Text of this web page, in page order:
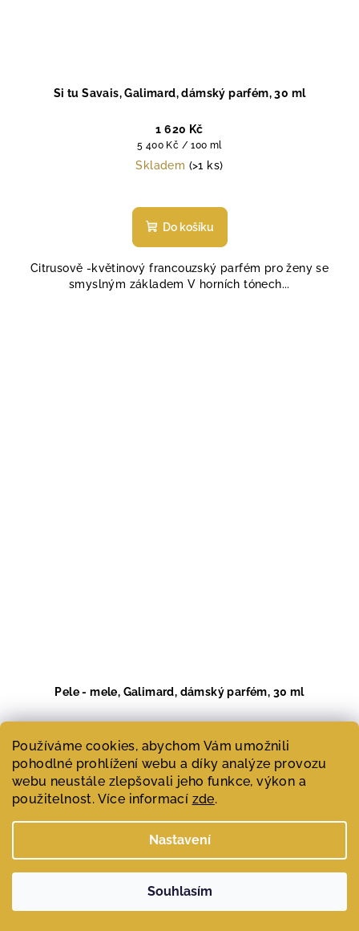
Používáme cookies, abychom Vám umožnili
pohodlné prohlížení webu a díky analýze provozu
webu neustále zlepšovali jeho funkce, výkon a
použitelnost. Více informací zde.
Nastavení
Souhlasím
Si tu Savais, Galimard, dámský parfém, 30 ml
1 620 Kč
Měrná
cena:
5 400 Kč / 100 ml
Skladem (>1 ks)
hodnocení
produktu
z
5
Do košíku
Citrusově -květinový francouzský parfém pro ženy se
smyslným základem V horních tónech...
Pele - mele, Galimard, dámský parfém, 30 ml
Měrná
cena:
5 400 Kč / 100 ml
Skladem (>1 ks)
Průměrné
hodnocení
produktu
je
z
5
Do košíku